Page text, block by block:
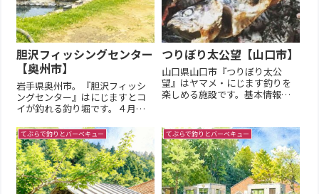
胆沢フィッシングセンター
【奥州市】
岩手県奥州市。『胆沢フィッシ
ングセンター』はにじますとコ
イが釣れる釣り堀です。４月下
本情報【営業期間】４月下旬頃
～11月末頃【営業時間】8:00～
16:00【定休日 】火水曜定休
【臨時休業】悪天候時に休業の
場合あり（公式SNSを参...
つりぼり太公望【山口市】
山口県山口市『つりぼり太公
望』はヤマメ・にじます釣りを
楽しめる施設です。基本情報
【利用方法】釣りの利用予約は
ありませんが、電話で営業日を
確認してから釣行をオススメし
ます【料金の目安】2023年調査
竿代(...
てぶらで釣りとバーベキュー てぶらで釣りとバーベキュー